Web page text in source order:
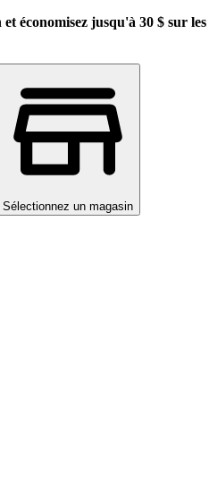
économisez jusqu'à 30 $ sur
Sélectionnez un magasin